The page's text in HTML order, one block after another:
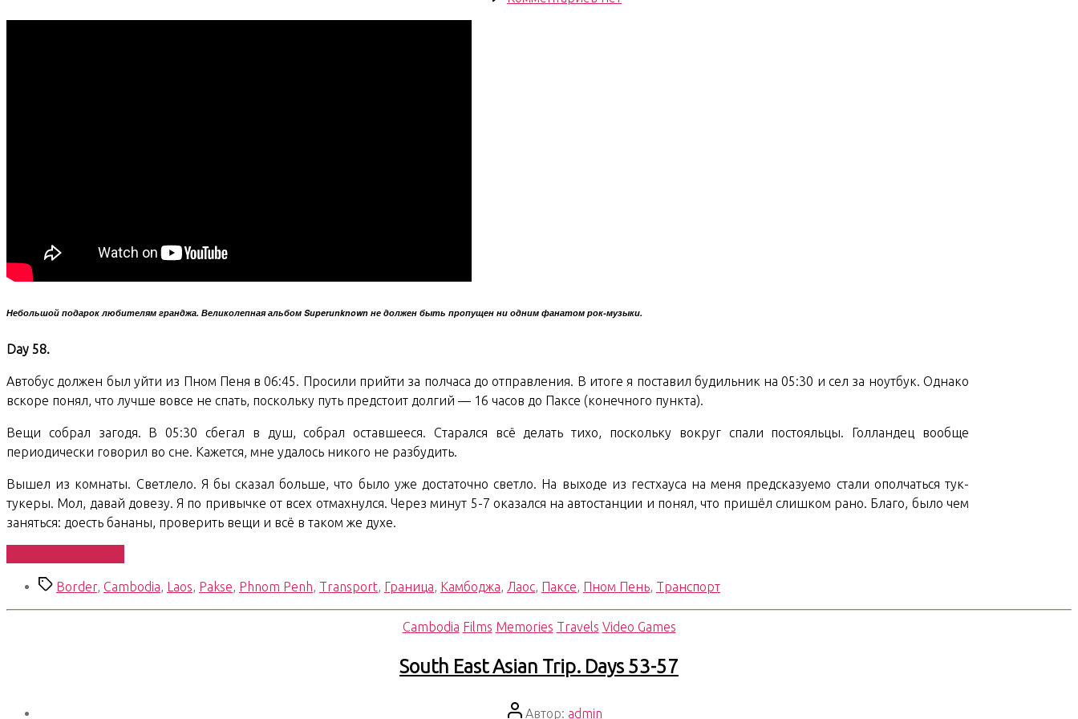
Небольшой подарок любителям гранджа. Великолепная альбом Superunknown не должен быть пропущен ни одним фанатом рок-музыки.
Day 58.
Автобус должен был уйти из Пном Пеня в 06:45. Просили прийти за полчаса до отправления. В итоге я поставил будильник на 05:30 и сел за ноутбук. Однако
вскоре понял, что лучше вовсе не спать, поскольку путь предстоит долгий — 16 часов до Паксе (конечного пункта).
Вещи собрал загодя. В 05:30 сбегал в душ, собрал оставшееся. Старался всё делать тихо, поскольку вокруг спали постояльцы. Голландец вообще
периодически говорил во сне. Кажется, мне удалось никого не разбудить.
Вышел из комнаты. Светлело. Я бы сказал больше, что было уже достаточно светло. На выходе из гестхауса на меня предсказуемо стали ополчаться тук-
тукеры. Мол, давай довезу. Я по привычке от всех отмахнулся. Через минут 5-7 оказался на автостанции и понял, что пришёл слишком рано. Благо, было чем
заняться: доесть бананы, проверить вещи и всё в таком же духе.
Asian
Trip.
МеткиBorder, Cambodia, Laos, Pakse, Phnom Penh, Transport, Граница, Камбоджа, Лаос, Паксе, Пном Пень, Транспорт
Рубрики
Cambodia Films Memories Travels Video Games
South East Asian Trip. Days 53-57
АвторАвтор: admin